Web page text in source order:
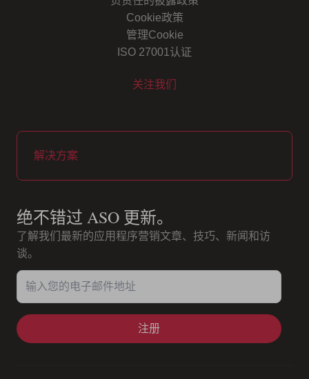
Cookie政策
管理Cookie
ISO 27001认证
关注我们
解决方案
绝不错过 ASO 更新。
了解我们最新的应用程序营销文章、技巧、新闻和访
谈。
输入您的电子邮件地址